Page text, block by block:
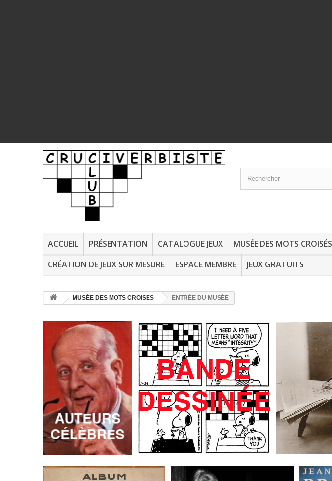
ACCUEIL PRÉSENTATION CATALOGUE JEUX MUSÉE DES MOTS CROISÉS
CRÉATION DE JEUX SUR MESURE
ESPACE MEMBRE JEUX GRATUITS
MUSÉE DES MOTS CROISÉS ENTRÉE DU MUSÉE